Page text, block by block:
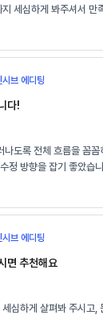
세심하게 봐주셔서 만
시브 에디팅
다!
나도록 전체 흐름을 꼼
정 방향을 잡기 좋았습
시브 에디팅
면 추천해요
심하게 살펴봐 주시고,